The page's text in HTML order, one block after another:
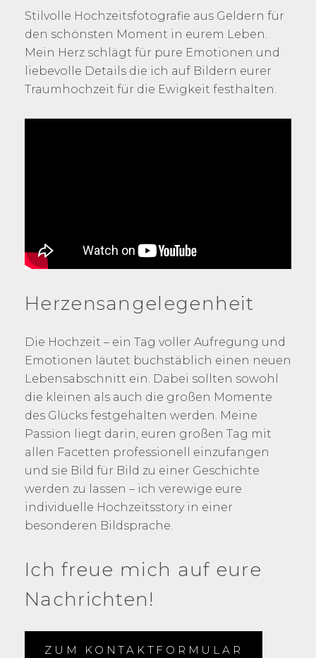
Stilvolle Hochzeitsfotografie aus Geldern für
den schönsten Moment in eurem Leben.
Mein Herz schlägt für pure Emotionen und
liebevolle Details die ich auf Bildern eurer
Traumhochzeit für die Ewigkeit festhalten.
Herzensangelegenheit
Die Hochzeit – ein Tag voller Aufregung und
Emotionen läutet buchstäblich einen neuen
Lebensabschnitt ein. Dabei sollten sowohl
die kleinen als auch die großen Momente
des Glücks festgehalten werden. Meine
Passion liegt darin, euren großen Tag mit
allen Facetten professionell einzufangen
und sie Bild für Bild zu einer Geschichte
werden zu lassen – ich verewige eure
individuelle Hochzeitsstory in einer
besonderen Bildsprache.
Ich freue mich auf eure
Nachrichten!
ZUM KONTAKTFORMULAR